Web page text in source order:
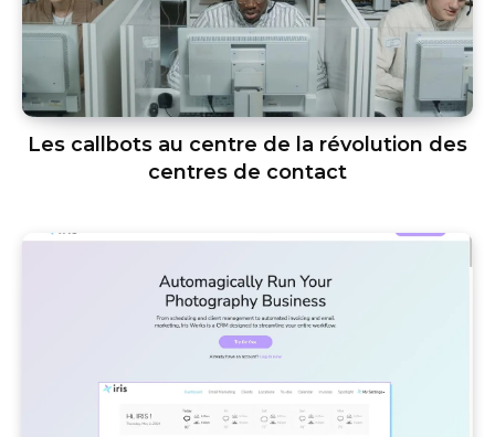
Les callbots au centre de la révolution des
centres de contact